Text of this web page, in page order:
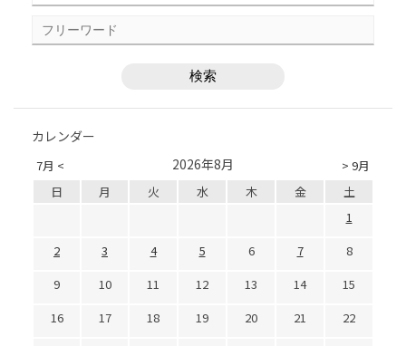
カレンダー
7月 < > 9月
2026年8月
日 月 火 水 木 金
土
1
2
3 4 5 6 7
8
9
10 11 12 13 14
15
16
17 18 19 20 21
22